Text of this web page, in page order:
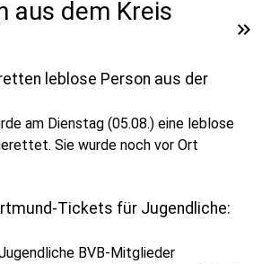
aus dem Kreis
keyboard_double_arrow_right
leblose Person aus der
am Dienstag (05.08.) eine leblose
Sie wurde noch vor Ort
Tickets für Jugendliche:
BVB-Mitglieder